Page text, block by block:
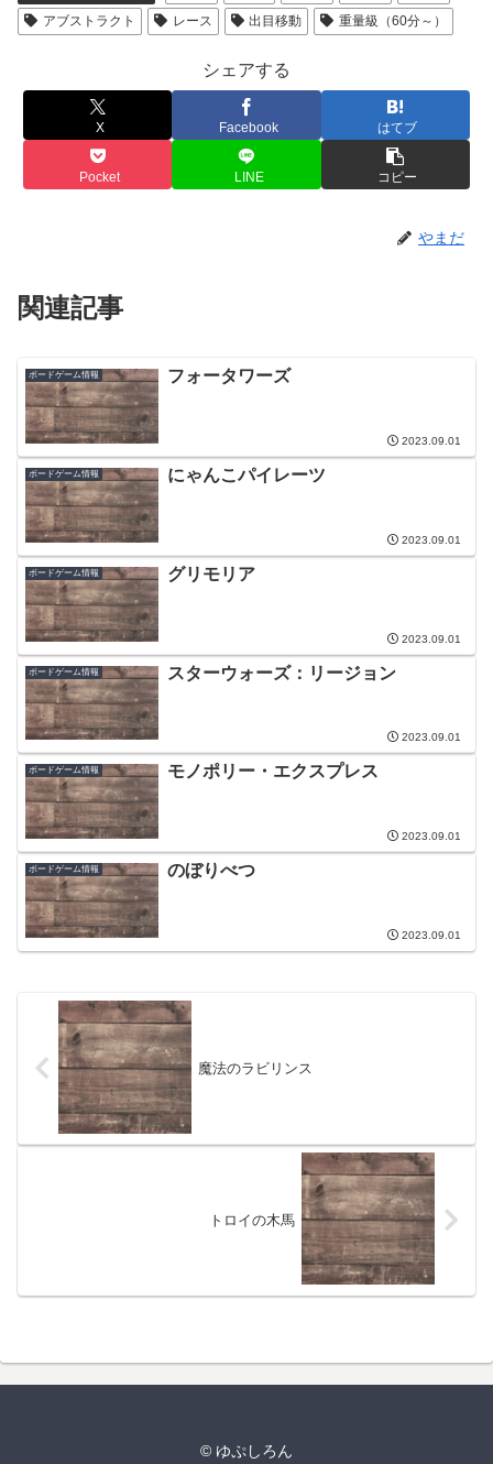
アブストラクト
レース 出目移動 重量級（60分～）
シェアする
X Facebook はてブ
Pocket LINE コピー
やまだ
関連記事
ボードゲーム情報 フォータワーズ
2023.09.01
ボードゲーム情報 にゃんこパイレーツ
2023.09.01
ボードゲーム情報 グリモリア
2023.09.01
ボードゲーム情報 スターウォーズ：リージョン
2023.09.01
ボードゲーム情報 モノポリー・エクスプレス
2023.09.01
ボードゲーム情報 のぼりべつ
2023.09.01
魔法のラビリンス
トロイの木馬
© ゆぷしろん